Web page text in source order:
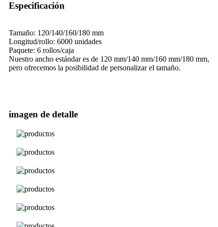
Especificación
Tamaño: 120/140/160/180 mm
Longitud/rollo: 6000 unidades
Paquete: 6 rollos/caja
Nuestro ancho estándar es de 120 mm/140 mm/160 mm/180 mm,
pero ofrecemos la posibilidad de personalizar el tamaño.
imagen de detalle